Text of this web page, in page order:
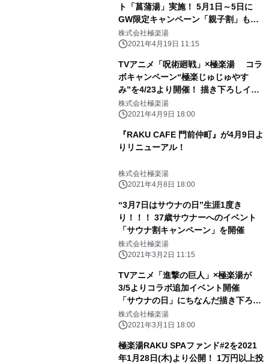
ト「菖蒲湯」実施！ 5月1日～5日に
GW限定キャンペーン「親子割」も同
時開催
株式会社極楽湯
2021年4月19日 11:15
TVアニメ「呪術廻戦」×極楽湯 コラ
ボキャンペーン“極楽じゅじゅやす
み”を4/23より開催！ 描き下ろしイラ
ストのグッズやコラボメニュー、 フォ
トスポットや期間限定 コラボ風呂など
株式会社極楽湯
2021年4月9日 18:00
『RAKU CAFE 門前仲町』が4月9日よ
りリニューアル！
株式会社極楽湯
2021年4月8日 18:00
“3月7日はサウナの日”生涯1度き
り！！！ 37歳サウナーへのイベント
「サウナ割キャンペーン」を開催
株式会社極楽湯
2021年3月2日 11:15
TVアニメ「進撃の巨人」×極楽湯が
3/5よりコラボ追加イベント開催
「サウナの日」にちなんだ描き下ろし
グッズや館内装飾などが登場！
株式会社極楽湯
2021年3月1日 18:00
極楽湯RAKU SPAファンド#2を2021
年1月28日(木)より公開！ 1万円以上投